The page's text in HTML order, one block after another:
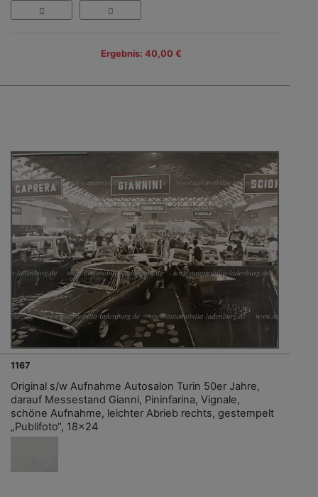
Ergebnis: 40,00 €
1167
Original s/w Aufnahme Autosalon Turin 50er Jahre,
darauf Messestand Gianni, Pininfarina, Vignale,
schöne Aufnahme, leichter Abrieb rechts, gestempelt
„Publifoto“, 18x24